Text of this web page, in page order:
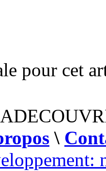
pour cet
\